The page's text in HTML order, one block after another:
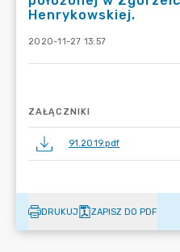
Henrykowskiej.
2020-11-27 13:57
ZAŁĄCZNIKI
91.2019.pdf
DRUKUJ ZAPISZ DO PDF